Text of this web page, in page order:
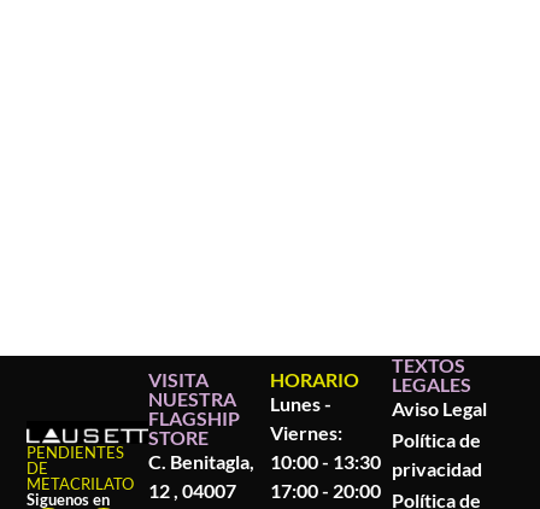
PENDIENTES
DE
METACRILATO
Siguenos en
VISITA
NUESTRA
FLAGSHIP
STORE
C. Benitagla,
12 , 04007
HORARIO
Lunes -
Viernes:
10:00 - 13:30
17:00 - 20:00
TEXTOS
LEGALES
Aviso Legal
Política de
privacidad
Política de